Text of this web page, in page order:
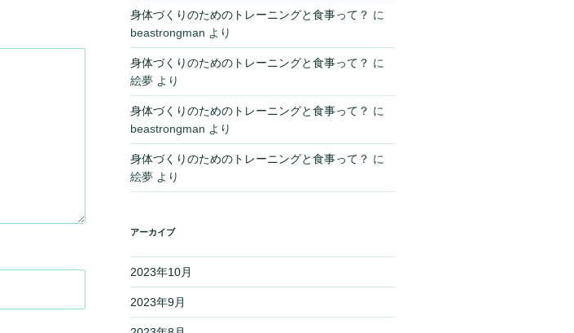
身体づくりのためのトレーニングと食事って？ に
beastrongman より
身体づくりのためのトレーニングと食事って？ に
絵夢より
身体づくりのためのトレーニングと食事って？ に
beastrongman より
身体づくりのためのトレーニングと食事って？ に
絵夢より
アーカイブ
2023年10月
2023年9月